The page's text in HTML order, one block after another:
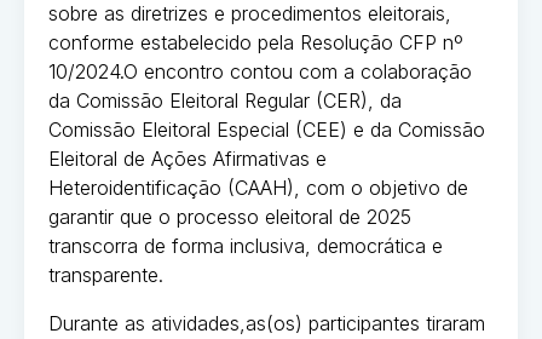
sobre as diretrizes e procedimentos eleitorais,
conforme estabelecido pela Resolução CFP nº
10/2024.O encontro contou com a colaboração
da Comissão Eleitoral Regular (CER), da
Comissão Eleitoral Especial (CEE) e da Comissão
Eleitoral de Ações Afirmativas e
Heteroidentificação (CAAH), com o objetivo de
garantir que o processo eleitoral de 2025
transcorra de forma inclusiva, democrática e
transparente.
Durante as atividades,as(os) participantes tiraram